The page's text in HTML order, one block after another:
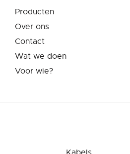
Producten
Over ons
Contact
Wat we doen
Voor wie?